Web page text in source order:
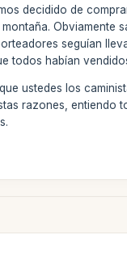
decidido de
Obviamente
seguían
todos habían
ustedes los
razones,